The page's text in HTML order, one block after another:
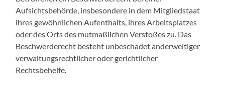
Aufsichtsbehörde, insbesondere in dem Mitgliedstaat
ihres gewöhnlichen Aufenthalts, ihres Arbeitsplatzes
oder des Orts des mutmaßlichen Verstoßes zu. Das
Beschwerderecht besteht unbeschadet anderweitiger
verwaltungsrechtlicher oder gerichtlicher
Rechtsbehelfe.